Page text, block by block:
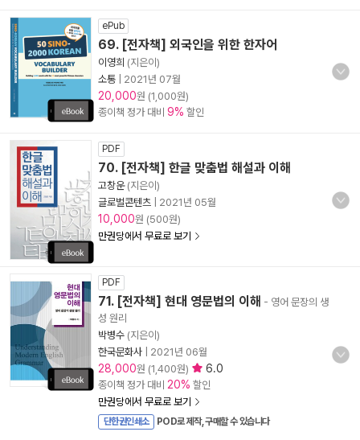
ePub
69. [전자책] 외국인을 위한 한자어
이영희 (지은이)
소통
2021년 07월
20,000원 (1,000원)
종이책 정가 대비 9% 할인
PDF
70. [전자책] 한글 맞춤법 해설과 이해
고창운(지은이)
글로벌콘텐츠
2021년 05월
10,000원 (500원)
만권당에서 무료로 보기
PDF
71. [전자책] 현대 영문법의 이해 - 영어 문장의 생
성 원리
박병수 (지은이)
한국문화사
2021년 06월
28,000원 (1,400원) 6.0
종이책 정가 대비 20% 할인
만권당에서 무료로 보기
단한권인쇄소 POD로 제작, 구매할 수 있습니다